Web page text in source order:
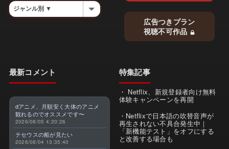
広告つきプラン
視聴不可作品
最新コメント
dアニメ、月額安く大体のアニメ
観れるのでオススメです〜
2026/08/05 4:20:26
テセウスの船が見たい
2026/08/04 13:35:40
特集記事
Netflix、新規登録者向け無料
体験キャンペーンを再開
Netflixで日本語の吹替音声が
再生されない不具合発生中｜
「新機能テスト」をオフにする
と改善する場合も